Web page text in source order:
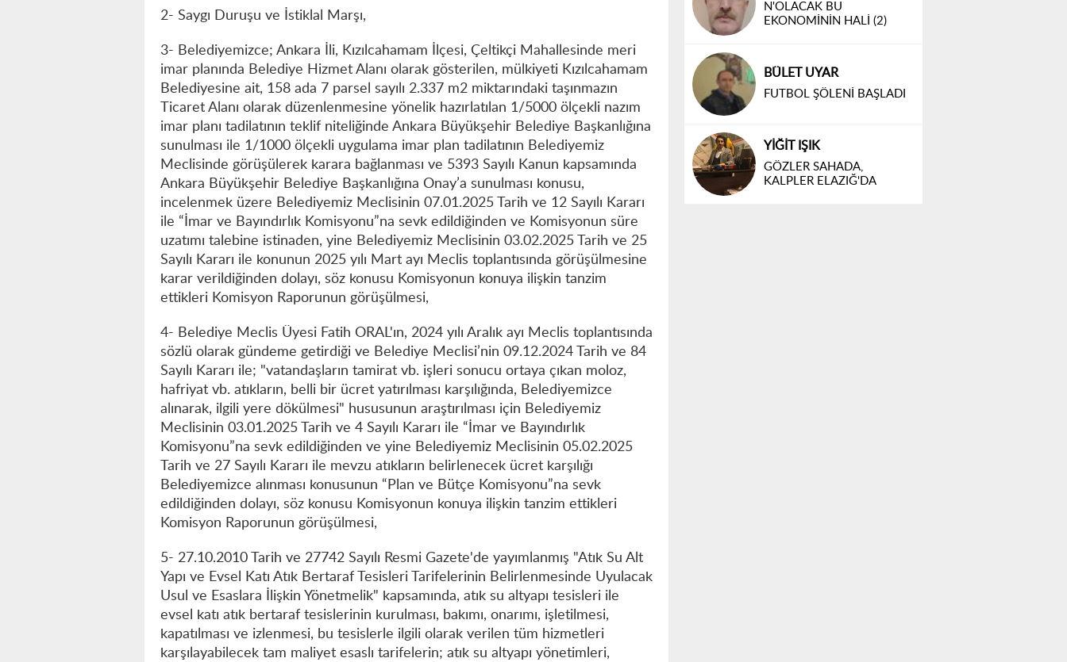
2- Saygı Duruşu ve İstiklal Marşı,
3- Belediyemizce; Ankara İli, Kızılcahamam İlçesi, Çeltikçi Mahallesinde meri
imar planında Belediye Hizmet Alanı olarak gösterilen, mülkiyeti Kızılcahamam
Belediyesine ait, 158 ada 7 parsel sayılı 2.337 m2 miktarındaki taşınmazın
Ticaret Alanı olarak düzenlenmesine yönelik hazırlatılan 1/5000 ölçekli nazım
imar planı tadilatının teklif niteliğinde Ankara Büyükşehir Belediye Başkanlığına
sunulması ile 1/1000 ölçekli uygulama imar plan tadilatının Belediyemiz
Meclisinde görüşülerek karara bağlanması ve 5393 Sayılı Kanun kapsamında
Ankara Büyükşehir Belediye Başkanlığına Onay’a sunulması konusu,
incelenmek üzere Belediyemiz Meclisinin 07.01.2025 Tarih ve 12 Sayılı Kararı
ile “İmar ve Bayındırlık Komisyonu”na sevk edildiğinden ve Komisyonun süre
uzatımı talebine istinaden, yine Belediyemiz Meclisinin 03.02.2025 Tarih ve 25
Sayılı Kararı ile konunun 2025 yılı Mart ayı Meclis toplantısında görüşülmesine
karar verildiğinden dolayı, söz konusu Komisyonun konuya ilişkin tanzim
ettikleri Komisyon Raporunun görüşülmesi,
4- Belediye Meclis Üyesi Fatih ORAL'ın, 2024 yılı Aralık ayı Meclis toplantısında
sözlü olarak gündeme getirdiği ve Belediye Meclisi’nin 09.12.2024 Tarih ve 84
Sayılı Kararı ile; "vatandaşların tamirat vb. işleri sonucu ortaya çıkan moloz,
hafriyat vb. atıkların, belli bir ücret yatırılması karşılığında, Belediyemizce
alınarak, ilgili yere dökülmesi" hususunun araştırılması için Belediyemiz
Meclisinin 03.01.2025 Tarih ve 4 Sayılı Kararı ile “İmar ve Bayındırlık
Komisyonu”na sevk edildiğinden ve yine Belediyemiz Meclisinin 05.02.2025
Tarih ve 27 Sayılı Kararı ile mevzu atıkların belirlenecek ücret karşılığı
Belediyemizce alınması konusunun “Plan ve Bütçe Komisyonu”na sevk
edildiğinden dolayı, söz konusu Komisyonun konuya ilişkin tanzim ettikleri
Komisyon Raporunun görüşülmesi,
5- 27.10.2010 Tarih ve 27742 Sayılı Resmi Gazete'de yayımlanmış "Atık Su Alt
Yapı ve Evsel Katı Atık Bertaraf Tesisleri Tarifelerinin Belirlenmesinde Uyulacak
Usul ve Esaslara İlişkin Yönetmelik" kapsamında, atık su altyapı tesisleri ile
evsel katı atık bertaraf tesislerinin kurulması, bakımı, onarımı, işletilmesi,
kapatılması ve izlenmesi, bu tesislerle ilgili olarak verilen tüm hizmetleri
karşılayabilecek tam maliyet esaslı tarifelerin; atık su altyapı yönetimleri,
N'OLACAK BU
EKONOMİNİN HALİ (2)
BÜLET UYAR
FUTBOL ŞÖLENİ BAŞLADI
YİĞİT IŞIK
GÖZLER SAHADA,
KALPLER ELAZIĞ'DA